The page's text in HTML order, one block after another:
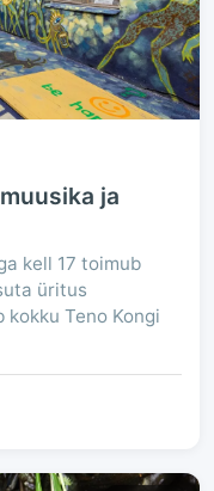
ja
kell 17 toimub
üritus
Teno Kongi